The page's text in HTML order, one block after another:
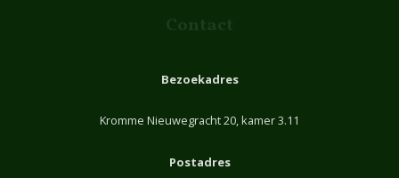
Contact
Bezoekadres
Kromme Nieuwegracht 20, kamer 3.11
Postadres